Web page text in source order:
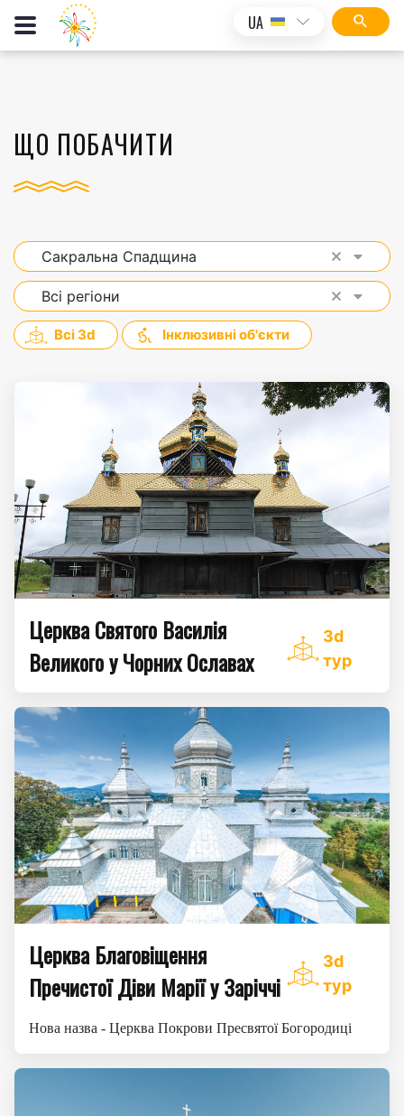
UA
ЩО ПОБАЧИТИ
Сакральна Спадщина
Всі 3d Інклюзивні об'єкти
Всі регіони
Церква Святого Василія
Великого у Чорних Ославах
3d
тур
Церква Благовіщення
Пречистої Діви Марії у Заріччі
3d
тур
Нова назва - Церква Покрови Пресвятої Богородиці